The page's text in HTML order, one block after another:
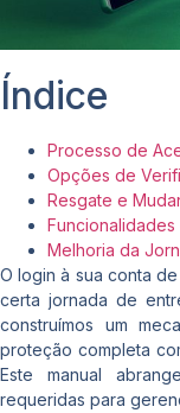
Índice
Processo de
Opções de
Resgate e
Melhoria da
O login à sua conta
certa jornada de
construímos um
proteção completa
Este manual
requeridas para